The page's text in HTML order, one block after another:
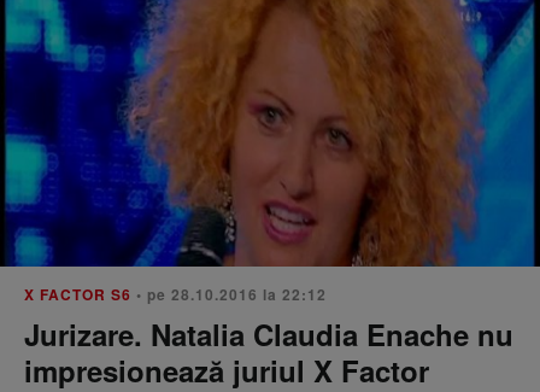
X FACTOR S6 • pe 28.10.2016 la 22:12
Jurizare. Natalia Claudia Enache nu
impresionează juriul X Factor